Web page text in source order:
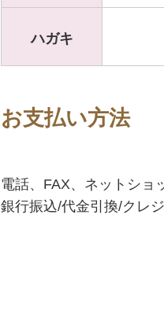
ハガキ
お支払い方法
電話、FAX、ネットショ
銀行振込/代金引換/クレ